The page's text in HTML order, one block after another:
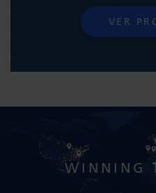
VER
WINNING